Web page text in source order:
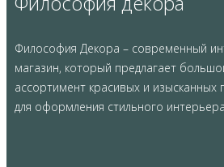
Философия Декора – современный
магазин, который предлагает
ассортимент красивых и изысканных
для оформления стильного